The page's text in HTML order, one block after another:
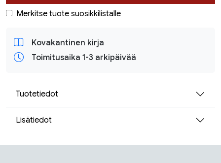
Merkitse tuote suosikkilistalle
Kovakantinen kirja
Toimitusaika 1-3 arkipäivää
Tuotetiedot
Lisätiedot